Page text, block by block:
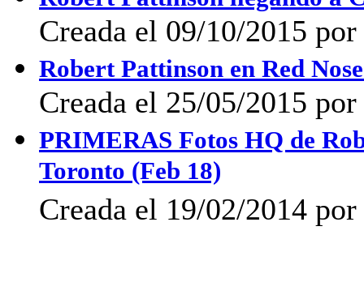
Creada el 09/10/2015
Robert Pattinson en Red
Creada el 25/05/2015
PRIMERAS Fotos HQ de
Toronto (Feb 18)
Creada el 19/02/2014